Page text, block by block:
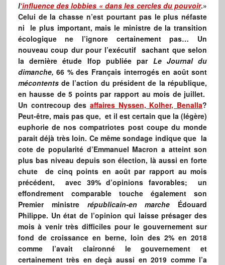
l‘influence des lobbies « dans les cercles du pouvoir.»
Celui de la chasse n’est pourtant pas le plus néfaste
ni le plus important, mais le ministre de la transition
écologique ne l’ignore certainement pas… Un
nouveau coup dur pour l’exécutif sachant que selon
la dernière étude Ifop publiée par Le Journal du
dimanche,66 % des Français interrogés en août sont
mécontentsde l’action du président de la république,
en hausse de 5 points par rapport au mois de juillet.
Un contrecoup des affaires Nyssen, Kolher, Benalla?
Peut-être, mais pas que, et il est certain que la (légère)
euphorie de nos compatriotes post coupe du monde
parait déjà très loin. Ce même sondage indique que la
cote de popularité d’Emmanuel Macron a atteint son
plus bas niveau depuis son élection, là aussi en forte
chute de cinq points en août par rapport au mois
précédent, avec 39% d’opinions favorables; un
effondrement comparable touche également son
Premier ministre républicain-en marche Édouard
Philippe. Un état de l’opinion qui laisse présager des
mois à venir très difficiles pour le gouvernement sur
fond de croissance en berne, loin des 2% en 2018
comme l’avait claironné le gouvernement et
certainement très en deçà aussi en 2019 comme l’a